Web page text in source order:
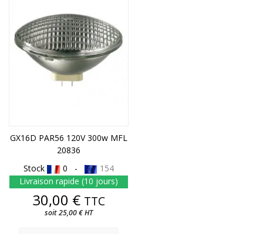
GX16D PAR56 120V 300w MFL
20836
Stock
0 -
154
Livraison rapide (10 jours)
Prix
30,00 € TTC
soit 25,00 € HT